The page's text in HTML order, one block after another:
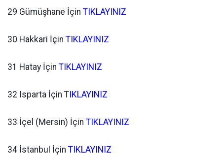
29 Gümüşhane İçin TIKLAYINIZ
30 Hakkari İçin TIKLAYINIZ
31 Hatay İçin TIKLAYINIZ
32 Isparta İçin T IKLAYINIZ
33 İçel (Mersin) İçin TIKLAYINIZ
34 İstanbul İçin TIKLAYINIZ